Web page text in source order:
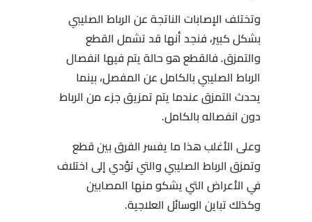
وتختلف الإصابات الناتجة عن الرباط الصليبي
بشكل كبير، فنجد أنها قد تشمل القطع
والتمزق. فالقطع هو حالة يتم فيها انفصال
الرباط الصليبي بالكامل عن المفصل، بينما
يحدث التمزق عندما يتم تمزيق جزء من الرباط
دون انفصاله بالكامل.
وعلى الأغلب هذا ما يفسر الفرق بين قطع
وتمزق الرباط الصليبي والتي تؤدي إلى اختلاف
في الأعراض التي يشكو منها المصابين
وكذلك تباين الوسائل العلاجية.